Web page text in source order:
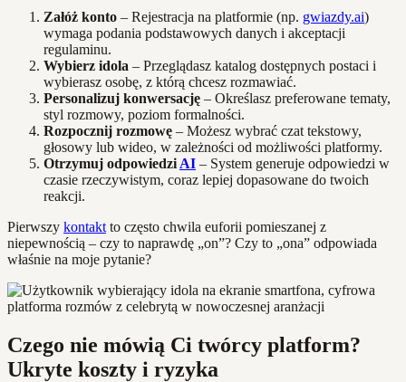
Załóż konto – Rejestracja na platformie (np. gwiazdy.ai)
wymaga podania podstawowych danych i akceptacji
regulaminu.
Wybierz idola – Przeglądasz katalog dostępnych postaci i
wybierasz osobę, z którą chcesz rozmawiać.
Personalizuj konwersację – Określasz preferowane tematy,
styl rozmowy, poziom formalności.
Rozpocznij rozmowę – Możesz wybrać czat tekstowy,
głosowy lub wideo, w zależności od możliwości platformy.
Otrzymuj odpowiedzi AI – System generuje odpowiedzi w
czasie rzeczywistym, coraz lepiej dopasowane do twoich
reakcji.
Pierwszy kontakt to często chwila euforii pomieszanej z
niepewnością – czy to naprawdę „on”? Czy to „ona” odpowiada
właśnie na moje pytanie?
Czego nie mówią Ci twórcy platform?
Ukryte koszty i ryzyka